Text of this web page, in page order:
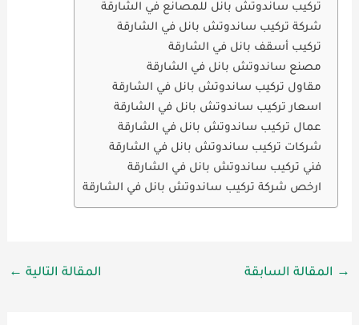
تركيب ساندوتش بانل للمصانع في الشارقة
شركة تركيب ساندوتش بانل في الشارقة
تركيب أسقف بانل في الشارقة
مصنع ساندوتش بانل في الشارقة
مقاول تركيب ساندوتش بانل في الشارقة
اسعار تركيب ساندوتش بانل في الشارقة
عمال تركيب ساندوتش بانل في الشارقة
شركات تركيب ساندوتش بانل في الشارقة
فني تركيب ساندوتش بانل في الشارقة
ارخص شركة تركيب ساندوتش بانل في الشارقة
→ المقالة السابقة المقالة التالية ←